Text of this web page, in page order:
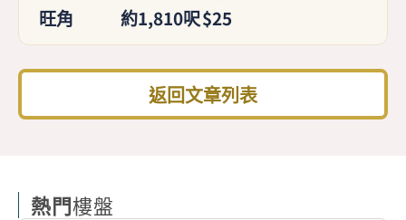
旺角 約1,810呎$25
返回文章列表
熱門樓盤